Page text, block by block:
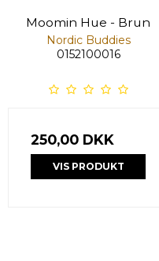
Moomin Hue - Brun
Nordic Buddies
0152100016
250,00 DKK
VIS PRODUKT